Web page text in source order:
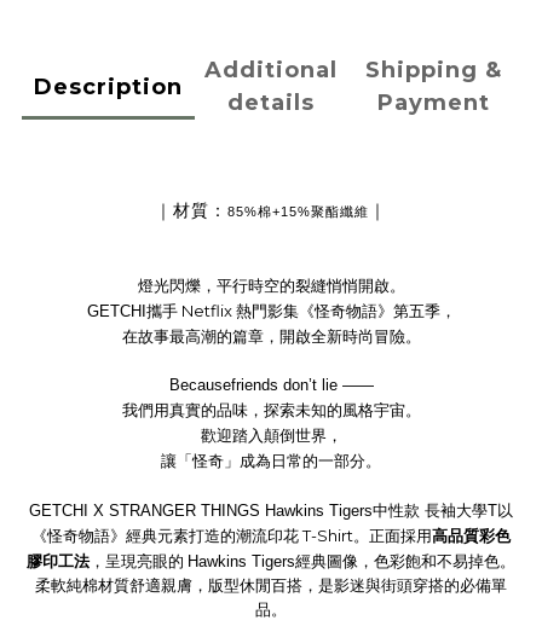
Description
Additional
details
Shipping &
Payment
｜材質： 85%棉+15%聚酯纖維 ｜
燈光閃爍，平行時空的裂縫悄悄開啟。
GETCHI 攜手Netflix 熱門影集《怪奇物語》第五季，
在故事最高潮的篇章，開啟全新時尚冒險。
Becausefriends don’t lie ——
我們用真實的品味，探索未知的風格宇宙。
歡迎踏入顛倒世界，
讓「怪奇」成為日常的一部分。
GETCHI X STRANGER THINGS Hawkins Tigers中性款 長袖大學T以
《怪奇物語》經典元素打造的潮流印花T-Shirt。正面採用高品質彩色
膠印工法，呈現亮眼的 Hawkins Tigers經典圖像，色彩飽和不易掉色。
柔軟純棉材質舒適親膚，版型休閒百搭，是影迷與街頭穿搭的必備單
品。